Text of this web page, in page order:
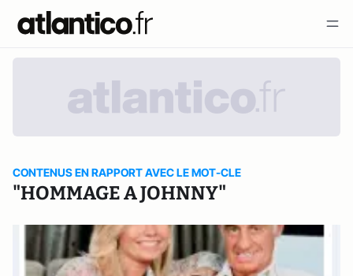
CONTENUS EN RAPPORT AVEC LE MOT-CLE
"HOMMAGE A JOHNNY"